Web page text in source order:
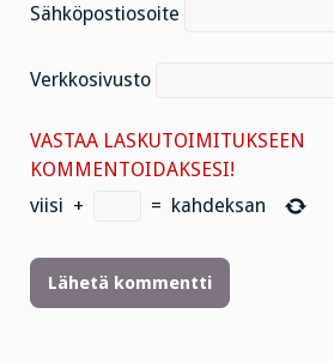
Sähköpostiosoite
Verkkosivusto
VASTAA LASKUTOIMITUKSEEN
KOMMENTOIDAKSESI!
viisi + = kahdeksan